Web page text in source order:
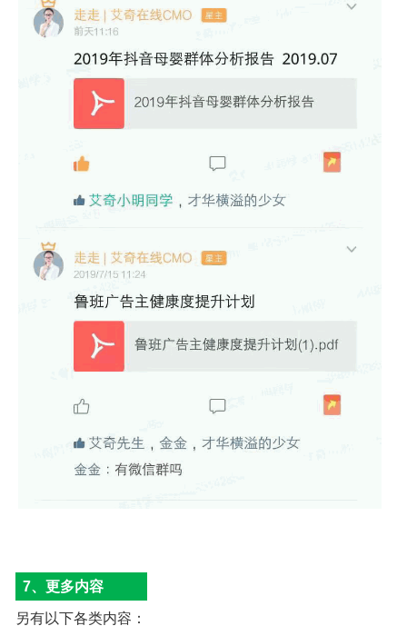
7、更多内容
另有以下各类内容：